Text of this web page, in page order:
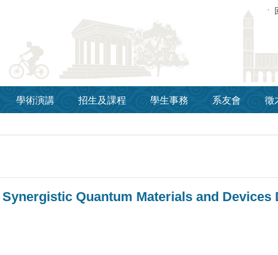
學術演講 招生及課程 學生事務 系友會 徵
Quantum Materials and Devices